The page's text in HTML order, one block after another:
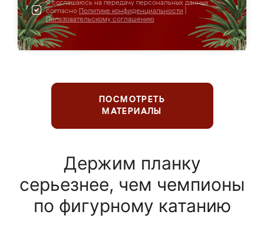
Я соглашаюсь на передачу персональных данных
согласно Политике конфиденциальности
Пользовательскому соглашению
ПОСМОТРЕТЬ
МАТЕРИАЛЫ
Держим планку
серьезнее, чем чемпионы
по фигурному катанию